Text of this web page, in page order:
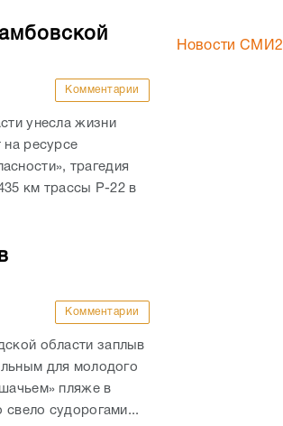
Комментарии
унесла жизни
ресурсе
трагедия
км трассы Р-22 в
Комментарии
области заплыв
для молодого
пляже в
свело судорогами...
Новости СМИ2